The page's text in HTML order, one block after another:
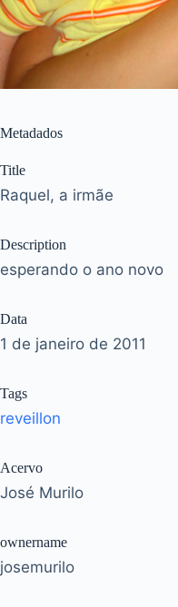
Metadados
Title
Raquel, a irmãe
Description
esperando o ano novo
Data
1 de janeiro de 2011
Tags
reveillon
Acervo
José Murilo
ownername
josemurilo